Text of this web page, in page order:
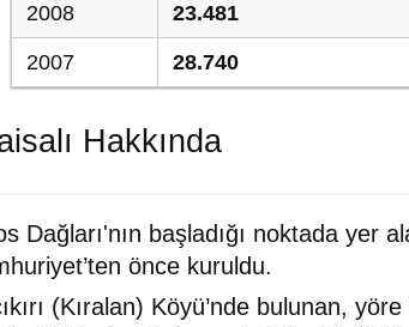
2008 23.481
2007 28.740
Hakkında
Dağları'nın başladığı noktada yer
önce kuruldu.
(Kıralan) Köyü’nde bulunan,